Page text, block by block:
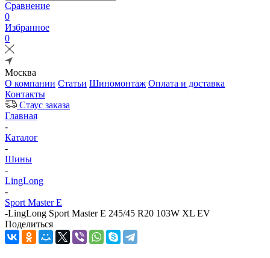
Сравнение
0
Избранное
0
Москва
О компании Статьи Шиномонтаж Оплата и доставка
Контакты
Стаус заказа
Главная
-
Каталог
-
Шины
-
LingLong
-
Sport Master E
-LingLong Sport Master E 245/45 R20 103W XL EV
Поделиться